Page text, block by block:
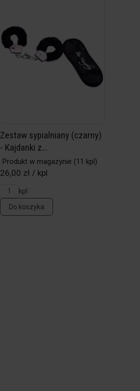
Zestaw sypialniany (czarny)
- Kajdanki z...
Produkt w magazynie (11 kpl)
26,00 zł / kpl
kpl
Do koszyka